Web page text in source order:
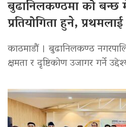
बुढानिलकण्ठमा को बन्छ
प्रतियोगिता हुने,
काठमाडौं । बुढानिलकण्ठ
क्षमता र दृष्टिकोण उजागर गर्ने